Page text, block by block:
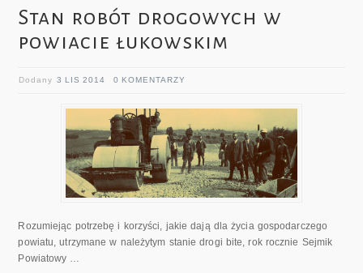
Stan robót drogowych w
powiacie łukowskim
Dodany3 LIS 2014 0 KOMENTARZY
Rozumiejąc potrzebę i korzyści, jakie dają dla życia gospodarczego
powiatu, utrzymane w należytym stanie drogi bite, rok rocznie Sejmik
Powiatowy …